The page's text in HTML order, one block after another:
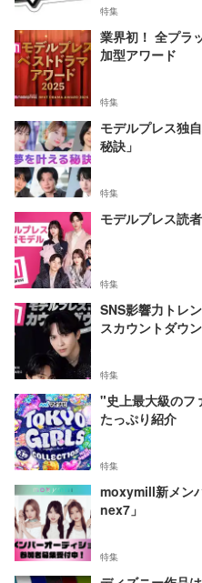
特集
業界初！ 全プラ
加型アワード
特集
モデルプレス独
秘訣」
特集
モデルプレス読
特集
SNS影響力トレ
スカウントダウン
特集
"史上最大級のフ
たっぷり紹介
特集
moxymill新メン
nex7」
特集